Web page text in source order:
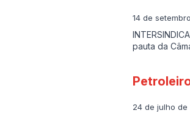
14 de
pauta da
24 de julho de